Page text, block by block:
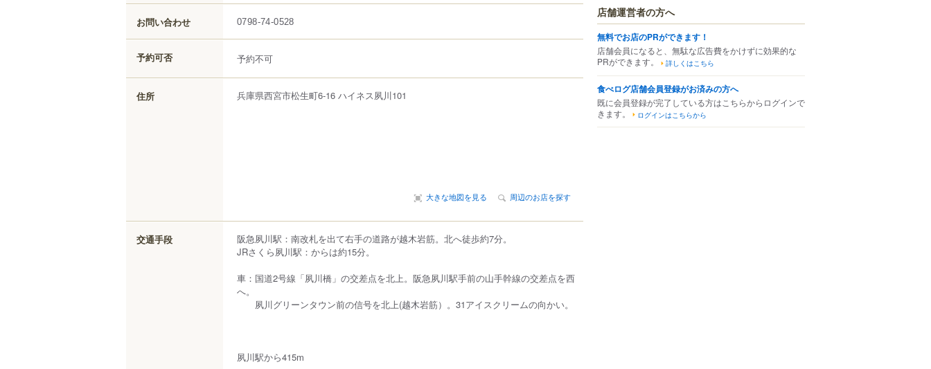
お問い合わせ 0798-74-0528
予約可否 予約不可
住所 兵庫県西宮市松生町6-16 ハイネス夙川101
大きな地図を見る 周辺のお店を探す
交通手段
阪急夙川駅：南改札を出て右手の道路が越木岩筋。北へ徒歩約7分。
JRさくら夙川駅：からは約15分。
車：国道2号線「夙川橋」の交差点を北上。阪急夙川駅手前の山手幹線の交差点を西
へ。
夙川グリーンタウン前の信号を北上(越木岩筋）。31アイスクリームの向かい。
夙川駅から415m
店舗運営者の方へ
無料でお店のPRができます！
店舗会員になると、無駄な広告費をかけずに効果的な
PRができます。
詳しくはこちら
食べログ店舗会員登録がお済みの方へ
既に会員登録が完了している方はこちらからログインで
きます。
ログインはこちらから